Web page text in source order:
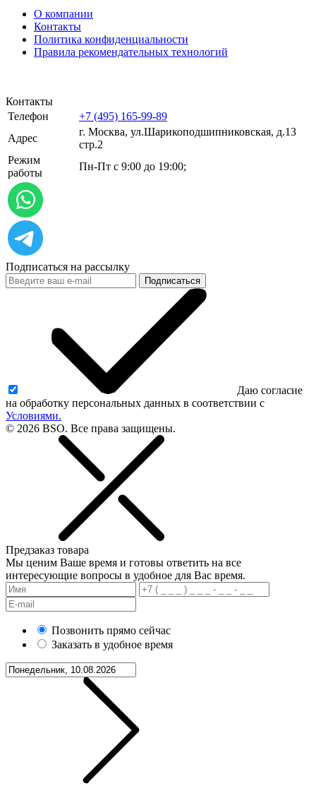
О компании
Контакты
Политика конфиденциальности
Правила рекомендательных технологий
Контакты
Телефон
+7 (495) 165-99-89
Адрес
г. Москва, ул.​​Шарикоподшипниковская, д.13
стр.2
Режим
работы
Пн-Пт с 9:00 до 19:00;
Подписаться на рассылку
Подписаться
Даю согласие
на обработку персональных данных в соответствии с
Условиями.
© 2026 BSO. Все права защищены.
Предзаказ товара
Мы ценим Ваше время и готовы ответить на все
интересующие вопросы в удобное для Вас время.
Позвонить прямо сейчас
Заказать в удобное время